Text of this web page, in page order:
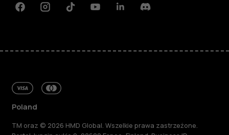
FacebookInstagramTiktokYoutubeLinkedinDiscord
Poland
TM oraz © 2026 HMD Global. Wszelkie prawa zastrzeżone.